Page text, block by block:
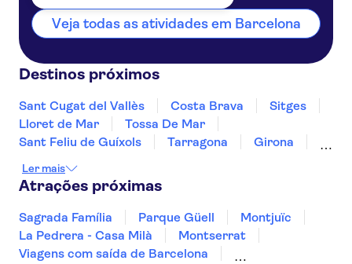
Veja todas as atividades em Barcelona
Destinos próximos
Sant Cugat del Vallès Costa Brava
Sitges
Lloret de Mar
Tossa De Mar
Sant Feliu de Guíxols
Tarragona
Girona
Figueres
Deltebre
Ler mais
Atrações próximas
Sagrada Família Parque Güell
Montjuïc
La Pedrera - Casa Milà
Montserrat
Viagens com saída de Barcelona